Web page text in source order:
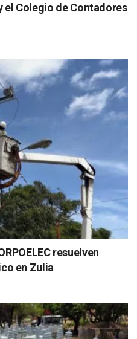
el Colegio de Contadores
resuelven
en Zulia